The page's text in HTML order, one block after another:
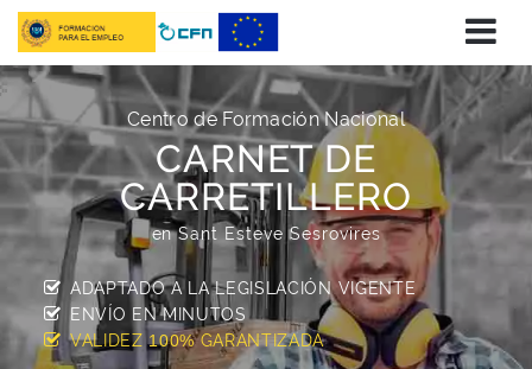
Centro de Formación Nacional
CARNET DE
CARRETILLERO
en Sant Esteve Sesrovires
ADAPTADO A LA LEGISLACIÓN VIGENTE
ENVÍO ENMINUTOS
VALIDEZ100%GARANTIZADA